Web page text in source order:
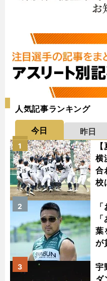
人気記事ランキング
今日 昨日
横
合
校
1
葉
が
2
宇
3